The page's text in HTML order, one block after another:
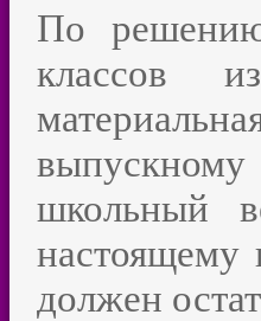
По
классов
школьный
должен